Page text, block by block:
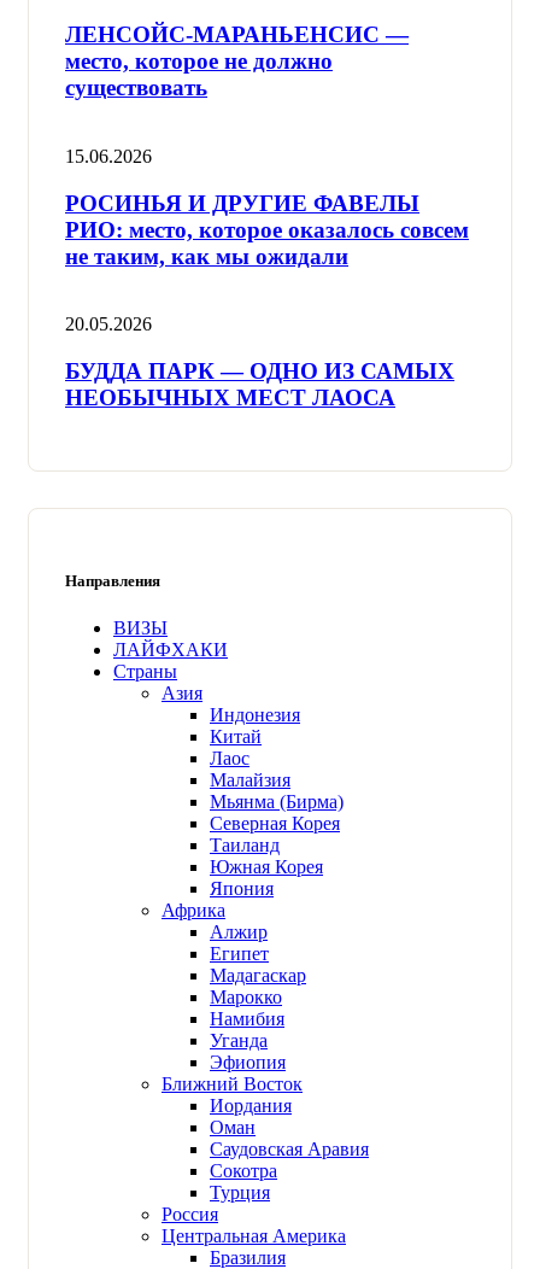
ЛЕНСОЙС-МАРАНЬЕНСИС —
место, которое не должно
существовать
15.06.2026
РОСИНЬЯ И ДРУГИЕ ФАВЕЛЫ
РИО: место, которое оказалось совсем
не таким, как мы ожидали
20.05.2026
БУДДА ПАРК — ОДНО ИЗ САМЫХ
НЕОБЫЧНЫХ МЕСТ ЛАОСА
Направления
ВИЗЫ
ЛАЙФХАКИ
Страны
Азия
Индонезия
Китай
Лаос
Малайзия
Мьянма (Бирма)
Северная Корея
Таиланд
Южная Корея
Япония
Африка
Алжир
Египет
Мадагаскар
Марокко
Намибия
Уганда
Эфиопия
Ближний Восток
Иордания
Оман
Саудовская Аравия
Сокотра
Турция
Россия
Центральная Америка
Бразилия